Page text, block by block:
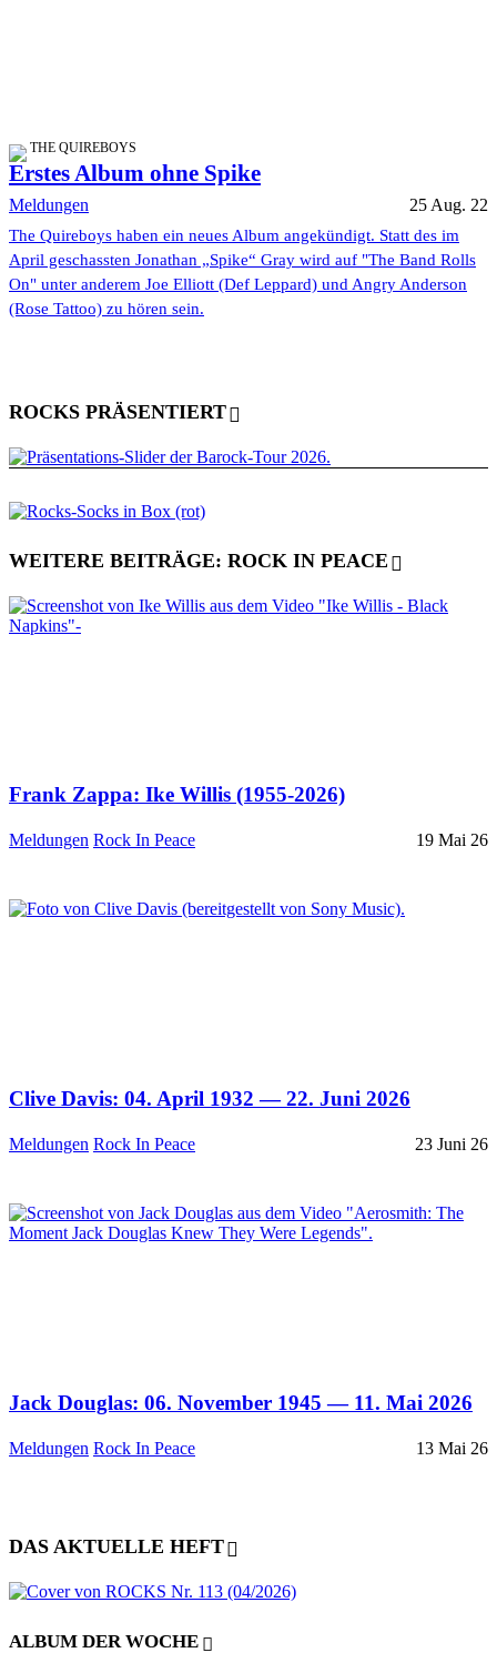
THE QUIREBOYS
Erstes Album ohne Spike
Meldungen 25 Aug. 22
The Quireboys haben ein neues Album angekündigt. Statt des im
April geschassten Jonathan „Spike“ Gray wird auf "The Band Rolls
On" unter anderem Joe Elliott (Def Leppard) und Angry Anderson
(Rose Tattoo) zu hören sein.
ROCKS PRÄSENTIERT
WEITERE BEITRÄGE: ROCK IN PEACE
Frank Zappa: Ike Willis (1955-2026)
Meldungen Rock In Peace 19 Mai 26
Clive Davis: 04. April 1932 — 22. Juni 2026
Meldungen Rock In Peace 23 Juni 26
Jack Douglas: 06. November 1945 — 11. Mai 2026
Meldungen Rock In Peace 13 Mai 26
DAS AKTUELLE HEFT
ALBUM DER WOCHE